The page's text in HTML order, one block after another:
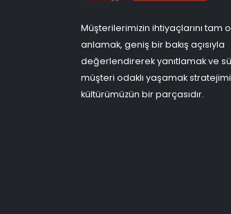
Müşterilerimizin ihtiyaçlarını tam
anlamak, geniş bir bakış açısıyla
değerlendirerek yanıtlamak ve
müşteri odaklı yaşamak
kültürümüzün bir parçasıdır.